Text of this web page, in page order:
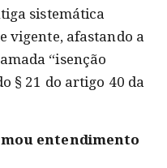
sistemática
vigente, afastando a
“isenção
§ 21 do artigo 40 da
entendimento